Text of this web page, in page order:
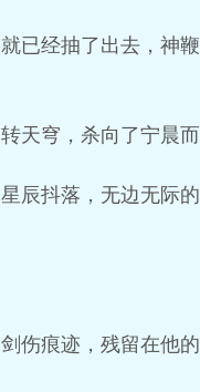
已经抽了出去，神
天穹，杀向了宁晨而
辰抖落，无边无际
伤痕迹，残留在他